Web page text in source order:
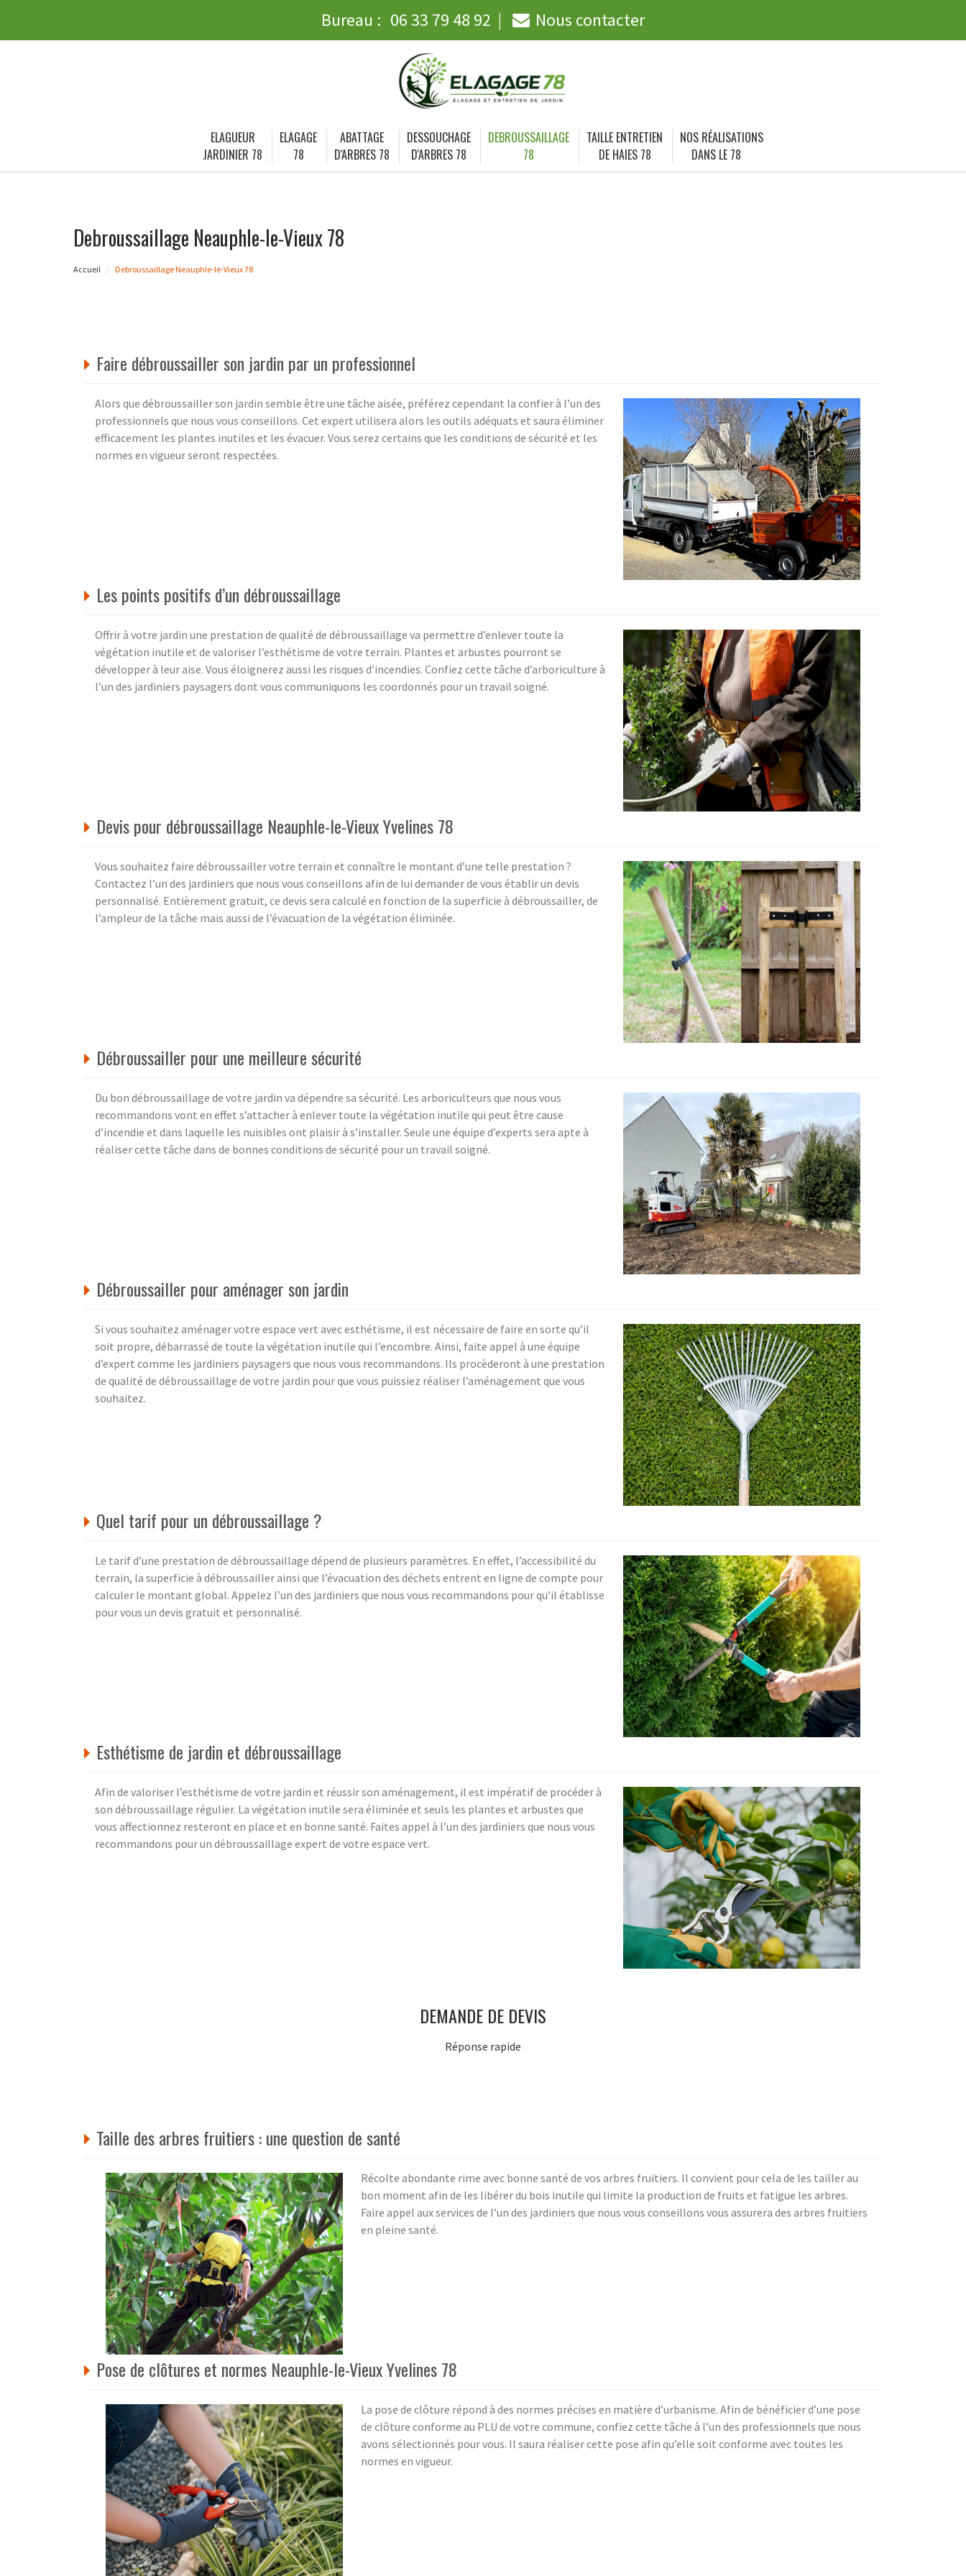
Bureau : 06 33 79 48 92 Nous contacter
ELAGUEUR
JARDINIER 78
ELAGAGE
78
ABATTAGE
D'ARBRES 78
DESSOUCHAGE
D'ARBRES 78
DEBROUSSAILLAGE
78
TAILLE ENTRETIEN
DE HAIES 78
NOS RÉALISATIONS
DANS LE 78
Debroussaillage Neauphle-le-Vieux 78
Accueil Debroussaillage Neauphle-le-Vieux 78
Faire débroussailler son jardin par un professionnel
Alors que débroussailler son jardin semble être une tâche aisée, préférez cependant la confier à l’un des
professionnels que nous vous conseillons. Cet expert utilisera alors les outils adéquats et saura éliminer
efficacement les plantes inutiles et les évacuer. Vous serez certains que les conditions de sécurité et les
normes en vigueur seront respectées.
Les points positifs d’un débroussaillage
Offrir à votre jardin une prestation de qualité de débroussaillage va permettre d’enlever toute la
végétation inutile et de valoriser l’esthétisme de votre terrain. Plantes et arbustes pourront se
développer à leur aise. Vous éloignerez aussi les risques d’incendies. Confiez cette tâche d’arboriculture à
l’un des jardiniers paysagers dont vous communiquons les coordonnés pour un travail soigné.
Devis pour débroussaillage Neauphle-le-Vieux Yvelines 78
Vous souhaitez faire débroussailler votre terrain et connaître le montant d’une telle prestation ?
Contactez l’un des jardiniers que nous vous conseillons afin de lui demander de vous établir un devis
personnalisé. Entièrement gratuit, ce devis sera calculé en fonction de la superficie à débroussailler, de
l’ampleur de la tâche mais aussi de l’évacuation de la végétation éliminée.
Débroussailler pour une meilleure sécurité
Du bon débroussaillage de votre jardin va dépendre sa sécurité. Les arboriculteurs que nous vous
recommandons vont en effet s’attacher à enlever toute la végétation inutile qui peut être cause
d’incendie et dans laquelle les nuisibles ont plaisir à s’installer. Seule une équipe d’experts sera apte à
réaliser cette tâche dans de bonnes conditions de sécurité pour un travail soigné.
Débroussailler pour aménager son jardin
Si vous souhaitez aménager votre espace vert avec esthétisme, il est nécessaire de faire en sorte qu’il
soit propre, débarrassé de toute la végétation inutile qui l’encombre. Ainsi, faite appel à une équipe
d’expert comme les jardiniers paysagers que nous vous recommandons. Ils procèderont à une prestation
de qualité de débroussaillage de votre jardin pour que vous puissiez réaliser l’aménagement que vous
souhaitez.
Quel tarif pour un débroussaillage ?
Le tarif d’une prestation de débroussaillage dépend de plusieurs paramètres. En effet, l’accessibilité du
terrain, la superficie à débroussailler ainsi que l’évacuation des déchets entrent en ligne de compte pour
calculer le montant global. Appelez l’un des jardiniers que nous vous recommandons pour qu’il établisse
pour vous un devis gratuit et personnalisé.
Esthétisme de jardin et débroussaillage
Afin de valoriser l’esthétisme de votre jardin et réussir son aménagement, il est impératif de procéder à
son débroussaillage régulier. La végétation inutile sera éliminée et seuls les plantes et arbustes que
vous affectionnez resteront en place et en bonne santé. Faites appel à l’un des jardiniers que nous vous
recommandons pour un débroussaillage expert de votre espace vert.
DEMANDE DE DEVIS
Réponse rapide
Taille des arbres fruitiers : une question de santé
Récolte abondante rime avec bonne santé de vos arbres fruitiers. Il convient pour cela de les tailler au
bon moment afin de les libérer du bois inutile qui limite la production de fruits et fatigue les arbres.
Faire appel aux services de l’un des jardiniers que nous vous conseillons vous assurera des arbres fruitiers
en pleine santé.
Pose de clôtures et normes Neauphle-le-Vieux Yvelines 78
La pose de clôture répond à des normes précises en matière d’urbanisme. Afin de bénéficier d’une pose
de clôture conforme au PLU de votre commune, confiez cette tâche à l’un des professionnels que nous
avons sélectionnés pour vous. Il saura réaliser cette pose afin qu’elle soit conforme avec toutes les
normes en vigueur.